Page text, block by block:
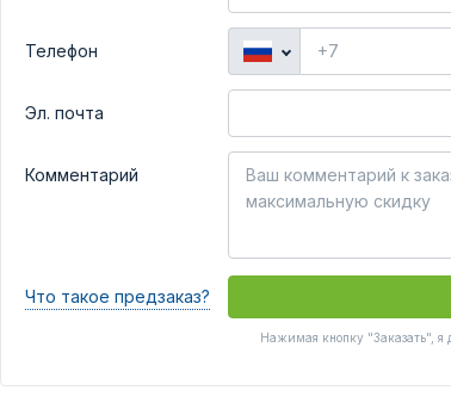
Телефон
Эл. почта
Комментарий
Что такое предзаказ?
Нажимая кнопку "Заказать", я